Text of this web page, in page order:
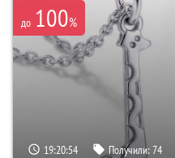
до 100%
19:20:53 Получили:74